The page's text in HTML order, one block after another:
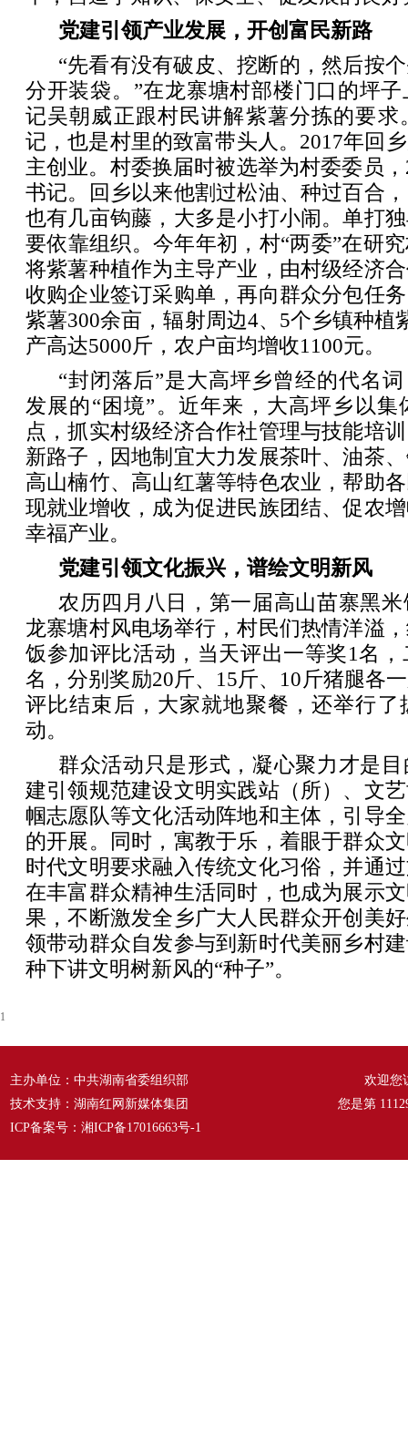
党建引领产业发展，开创富民新路
“先看有没有破皮、挖断的，然后按
分开装袋。”在龙寨塘村部楼门口的坪
记吴朝威正跟村民讲解紫薯分拣的要求
记，也是村里的致富带头人。2017年回
主创业。村委换届时被选举为村委委员
书记。回乡以来他割过松油、种过百合
也有几亩钩藤，大多是小打小闹。单打
要依靠组织。今年年初，村“两委”在研
将紫薯种植作为主导产业，由村级经济
收购企业签订采购单，再向群众分包任
紫薯300余亩，辐射周边4、5个乡镇种植
产高达5000斤，农户亩均增收1100元。
“封闭落后”是大高坪乡曾经的代名
发展的“困境”。近年来，大高坪乡以
点，抓实村级经济合作社管理与技能培
新路子，因地制宜大力发展茶叶、油茶
高山楠竹、高山红薯等特色农业，帮助
现就业增收，成为促进民族团结、促农
幸福产业。
党建引领文化振兴，谱绘文明新风
农历四月八日，第一届高山苗寨黑
龙寨塘村风电场举行，村民们热情洋溢
饭参加评比活动，当天评出一等奖1名
名，分别奖励20斤、15斤、10斤猪腿各
评比结束后，大家就地聚餐，还举行了
动。
群众活动只是形式，凝心聚力才是
建引领规范建设文明实践站（所）、文
帼志愿队等文化活动阵地和主体，引导
的开展。同时，寓教于乐，着眼于群众
时代文明要求融入传统文化习俗，并通
在丰富群众精神生活同时，也成为展示
果，不断激发全乡广大人民群众开创美
领带动群众自发参与到新时代美丽乡村
种下讲文明树新风的“种子”。
1
主办单位：中共湖南省委组织部
技术支持：湖南红网新媒体集团
ICP备案号： 湘ICP备17016663号-1
欢迎您
您是第